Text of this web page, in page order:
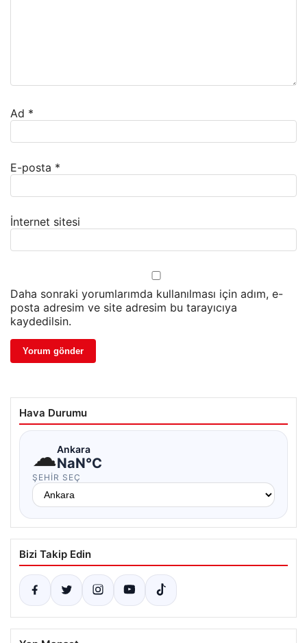
Ad *
E-posta *
İnternet sitesi
Daha sonraki yorumlarımda kullanılması için adım, e-
posta adresim ve site adresim bu tarayıcıya
kaydedilsin.
Hava Durumu
☁Ankara
NaN°C
ŞEHIR SEÇ
Bizi Takip Edin